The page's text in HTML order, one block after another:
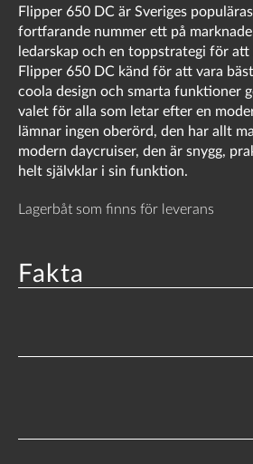
Flipper 650 DC är Sveriges
fortfarande nummer ett på
ledarskap och en toppstrategi för
Flipper 650 DC känd för att vara
coola design och smarta funktioner
valet för alla som letar efter en
lämnar ingen oberörd, den har allt
modern daycruiser, den är snygg,
helt självklar i sin funktion.
Lagerbåt som finns för leverans
Fakta